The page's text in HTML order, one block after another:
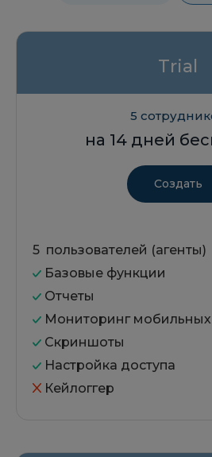
Trial
5
на 14 дней
Создать
5 пользователей (агенты)
Базовые функции
Отчеты
Мониторинг мобильных
Скриншоты
Настройка доступа
Кейлоггер